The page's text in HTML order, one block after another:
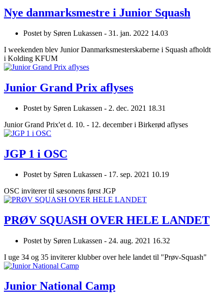
Nye danmarksmestre i Junior Squash
Postet by Søren Lukassen - 31. jan. 2022 14.03
I weekenden blev Junior Danmarksmesterskaberne i Squash afholdt
i Kolding KFUM
Junior Grand Prix aflyses
Postet by Søren Lukassen - 2. dec. 2021 18.31
Junior Grand Prix'et d. 10. - 12. december i Birkerød aflyses
JGP 1 i OSC
Postet by Søren Lukassen - 17. sep. 2021 10.19
OSC inviterer til sæsonens først JGP
PRØV SQUASH OVER HELE LANDET
Postet by Søren Lukassen - 24. aug. 2021 16.32
I uge 34 og 35 inviterer klubber over hele landet til "Prøv-Squash"
Junior National Camp